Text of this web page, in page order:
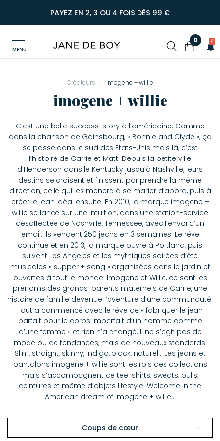
PAYEZ EN 2, 3 OU 4 FOIS DÈS 99 €
MENU
0 4
Créateurs imogene + willie
imogene + willie
C’est une belle success-story à l’américaine. Comme
dans la chanson de Gainsbourg, « Bonnie and Clyde », ça
se passe dans le sud des Etats-Unis mais là, c’est
l’histoire de Carrie et Matt. Depuis la petite ville
d’Henderson dans le Kentucky jusqu’à Nashville, leurs
destins se croisent et finissent par prendre la même
direction, celle qui les mènera à se marier d’abord, puis à
créer le jean idéal ensuite. En 2010, la marque imogene +
willie se lance sur une intuition, dans une station-service
désaffectée de Nashville, Tennessee, avec l’envoi d’un
email. Ils vendent 250 jeans en 3 semaines. Le rêve
continue et en 2013, la marque ouvre à Portland, puis
suivent Los Angeles et les mythiques soirées d’été
musicales « supper + song » organisées dans le jardin et
ouvertes à tout le monde. Imogene et Willie, ce sont les
prénoms des grands-parents maternels de Carrie, une
histoire de famille devenue l’aventure d’une communauté.
Tout a commencé avec le rêve de « fabriquer le jean
parfait pour le corps imparfait d’un homme comme
d’une femme » et rien n’a changé. Il ne s’agit pas de
mode ou de tendances, mais de nouveaux standards.
Slim, straight, skinny, indigo, black, naturel… Les jeans et
pantalons imogene + willie sont les rois des collections
mais s’accompagnent de tee-shirts, sweats, pulls,
ceintures et même d’objets lifestyle. Welcome in the
American dream of imogene + willie…
Coups de cœur